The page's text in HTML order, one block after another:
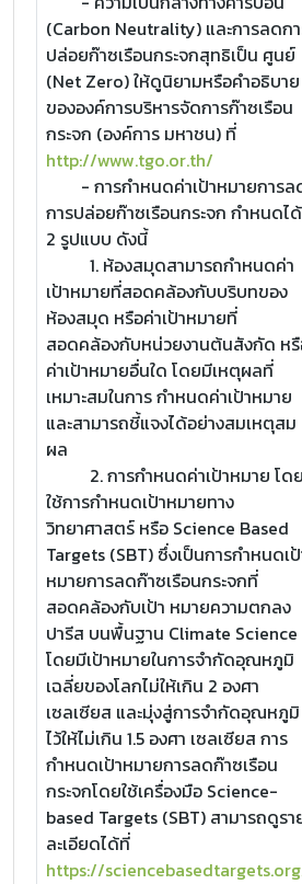
(Carbon Neutrality) และการลดก
ปล่อยก๊าซเรือนกระจกสุทธิเป็น ศูนย์
(Net Zero) ให้ดูนิยามหรือคำอธิบาย
ขององค์การบริหารจัดการก๊าซเรือน
กระจก (องค์การ มหาชน) ที่
http://www.tgo.or.th/
- การกำหนดค่าเป้าหมายการล
การปล่อยก๊าซเรือนกระจก กำหนดได้
2 รูปแบบ ดังนี้
1. ห้องสมุดสามารถกำหนดค่า
เป้าหมายที่สอดคล้องกับบริบทของ
ห้องสมุด หรือค่าเป้าหมายที่
สอดคล้องกับหน่วยงานต้นสังกัด ห
ค่าเป้าหมายอื่นใด โดยมีเหตุผลที่
เหมาะสมในการ กำหนดค่าเป้าหมาย
และสามารถชี้แจงได้อย่างสมเหตุสม
ผล
2. การกำหนดค่าเป้าหมาย โดย
ใช้การกำหนดเป้าหมายทาง
วิทยาศาสตร์ หรือ Science Based
Targets (SBT) ซึ่งเป็นการกำหนดเ
หมายการลดก๊าซเรือนกระจกที่
สอดคล้องกับเป้า หมายความตกลง
ปารีส บนพื้นฐาน Climate Science
โดยมีเป้าหมายในการจำกัดอุณหภูมิ
เฉลี่ยของโลกไม่ให้เกิน 2 องศา
เซลเซียส และมุ่งสู่การจำกัดอุณหภูมิ
ไว้ให้ไม่เกิน 1.5 องศา เซลเซียส การ
กำหนดเป้าหมายการลดก๊าซเรือน
กระจกโดยใช้เครื่องมือ Science-
based Targets (SBT) สามารถดูรา
ละเอียดได้ที่
https://